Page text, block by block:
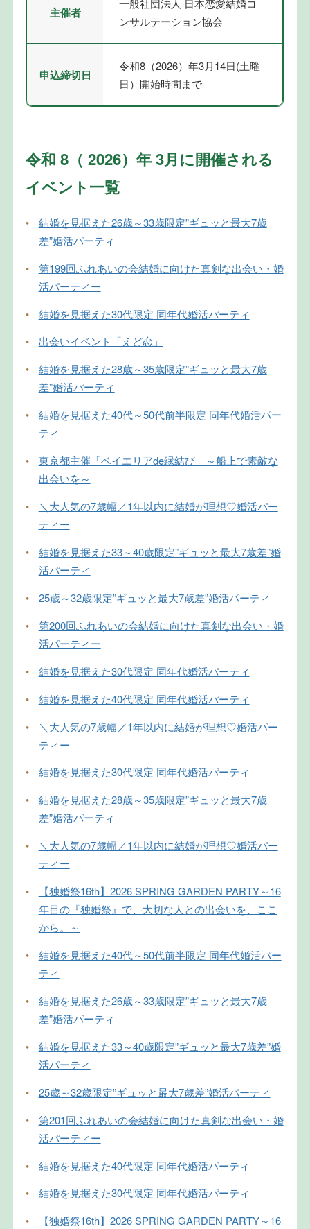
主催者
ンサルテーション協会
申込締切日
令和8（2026）年3月14日(土曜
日）開始時間まで
令和 8（ 2026）年 3月に開催される
イベント一覧
•
結婚を見据えた26歳～33歳限定”ギュッと最大7歳
差”婚活パーティ
•
第199回ふれあいの会結婚に向けた真剣な出会い・婚
活パーティー
•
結婚を見据えた30代限定 同年代婚活パーティ
•
出会いイベント「えど恋」
•
結婚を見据えた28歳～35歳限定”ギュッと最大7歳
差”婚活パーティ
•
結婚を見据えた40代～50代前半限定 同年代婚活パー
ティ
•
東京都主催「ベイエリアde縁結び」～船上で素敵な
出会いを～
•
＼大人気の7歳幅／1年以内に結婚が理想♡婚活パー
ティー
•
結婚を見据えた33～40歳限定”ギュッと最大7歳差”婚
活パーティ
•
25歳～32歳限定”ギュッと最大7歳差”婚活パーティ
•
第200回ふれあいの会結婚に向けた真剣な出会い・婚
活パーティー
•
結婚を見据えた30代限定 同年代婚活パーティ
•
結婚を見据えた40代限定 同年代婚活パーティ
•
＼大人気の7歳幅／1年以内に結婚が理想♡婚活パー
ティー
•
結婚を見据えた30代限定 同年代婚活パーティ
•
結婚を見据えた28歳～35歳限定”ギュッと最大7歳
差”婚活パーティ
•
＼大人気の7歳幅／1年以内に結婚が理想♡婚活パー
ティー
•
【独婚祭16th】2026 SPRING GARDEN PARTY～16
年目の『独婚祭』で、大切な人との出会いを、ここ
から。～
•
結婚を見据えた40代～50代前半限定 同年代婚活パー
ティ
•
結婚を見据えた26歳～33歳限定”ギュッと最大7歳
差”婚活パーティ
•
結婚を見据えた33～40歳限定”ギュッと最大7歳差”婚
活パーティ
•
25歳～32歳限定”ギュッと最大7歳差”婚活パーティ
•
第201回ふれあいの会結婚に向けた真剣な出会い・婚
活パーティー
•
結婚を見据えた40代限定 同年代婚活パーティ
•
結婚を見据えた30代限定 同年代婚活パーティ
•
【独婚祭16th】2026 SPRING GARDEN PARTY～16